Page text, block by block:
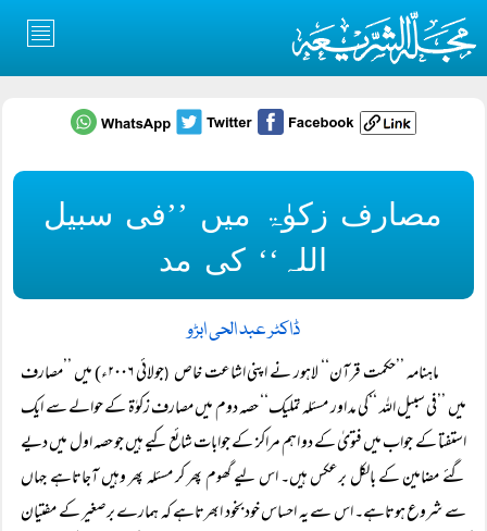
مصارف زکوٰۃ میں ’’فی سبیل
اللہ‘‘ کی مد
ڈاکٹر عبد الحی ابڑو
ماہنامہ ’’حکمت قرآن‘‘ لاہور نے اپنی اشاعت خاص (
جولائی ۲۰۰۶ء) میں ’’مصارف
میں ’’فی سبیل اللہ ‘‘کی مد اور مسئلہ تملیک‘‘ حصہ دوم میں مصارف زکوٰۃ کے حوالے سے ایک
استفتا کے جواب میں فتویٰ کے دو اہم مراکز کے جوابات شائع کیے ہیں جو حصہ اول میں دیے
گئے مضامین کے بالکل برعکس ہیں۔ اس لیے گھوم پھر کر مسئلہ پھر وہیں آجاتاہے جہاں
سے شروع ہوتاہے۔ اس سے یہ احساس خود بخود ابھرتاہے کہ ہمارے برصغیر کے مفتیان